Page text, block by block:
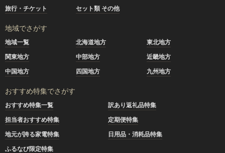
旅行・チケット
セット類 その他
地域でさがす
地域一覧 北海道地方
東北地方
関東地方
中部地方
近畿地方
中国地方
四国地方 九州地方
おすすめ特集でさがす
おすすめ特集一覧
訳あり返礼品特集
担当者おすすめ特集
定期便特集
地元が誇る家電特集
日用品・消耗品特集
ふるなび限定特集